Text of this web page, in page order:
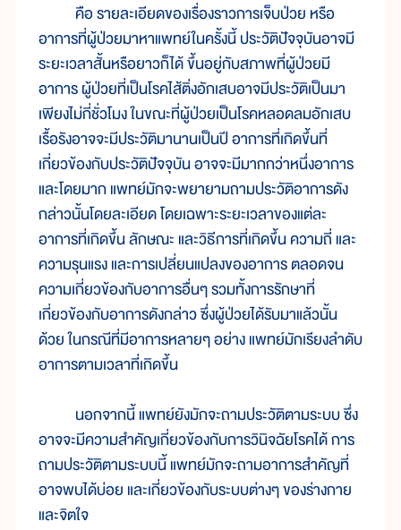
คือ รายละเอียดของเรื่องราวการเจ็บป่วย หรือ
อาการที่ผู้ป่วยมาหาแพทย์ในครั้งนี้ ประวัติปัจจุบันอาจมี
ระยะเวลาสั้นหรือยาวก็ได้ ขึ้นอยู่กับสภาพที่ผู้ป่วยมี
อาการ ผู้ป่วยที่เป็นโรคไส้ติ่งอักเสบอาจมีประวัติเป็นมา
เพียงไม่กี่ชั่วโมง ในขณะที่ผู้ป่วยเป็นโรคหลอดลมอักเสบ
เรื้อรังอาจจะมีประวัติมานานเป็นปี อาการที่เกิดขึ้นที่
เกี่ยวข้องกับประวัติปัจจุบัน อาจจะมีมากกว่าหนึ่งอาการ
และโดยมาก แพทย์มักจะพยายามถามประวัติอาการดัง
กล่าวนั้นโดยละเอียด โดยเฉพาะระยะเวลาของแต่ละ
อาการที่เกิดขึ้น ลักษณะ และวิธีการที่เกิดขึ้น ความถี่ และ
ความรุนแรง และการเปลี่ยนแปลงของอาการ ตลอดจน
ความเกี่ยวข้องกับอาการอื่นๆ รวมทั้งการรักษาที่
เกี่ยวข้องกับอาการดังกล่าว ซึ่งผู้ป่วยได้รับมาแล้วนั้น
ด้วย ในกรณีที่มีอาการหลายๆ อย่าง แพทย์มักเรียงลำดับ
อาการตามเวลาที่เกิดขึ้น
นอกจากนี้ แพทย์ยังมักจะถามประวัติตามระบบ ซึ่ง
อาจจะมีความสำคัญเกี่ยวข้องกับการวินิจฉัยโรคได้ การ
ถามประวัติตามระบบนี้ แพทย์มักจะถามอาการสำคัญที่
อาจพบได้บ่อย และเกี่ยวข้องกับระบบต่างๆ ของร่างกาย
และจิตใจ